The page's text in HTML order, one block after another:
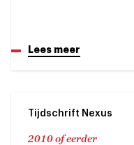
Lees meer
Tijdschrift Nexus
2010 of eerder